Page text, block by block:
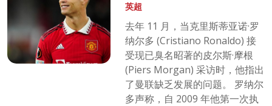
英超
去年 11 月，当克里斯蒂亚诺·罗
纳尔多 (Cristiano Ronaldo) 接
受现已臭名昭著的皮尔斯·摩根
(Piers Morgan) 采访时，他指出
了曼联缺乏发展的问题。 罗纳尔
多声称，自 2009 年他第一次执